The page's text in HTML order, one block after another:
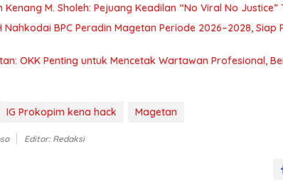
M. Sholeh: Pejuang Keadilan “No Viral No Justice”
Nahkodai BPC Peradin Magetan Periode 2026–2028, Siap
OKK Penting untuk Mencetak Wartawan Profesional,
IG Prokopim kena hack Magetan
Editor: Redaksi